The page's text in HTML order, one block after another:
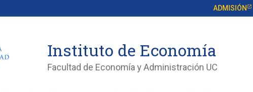
ADMISIÓN
Instituto de Economía
Facultad de Economía y Administración UC